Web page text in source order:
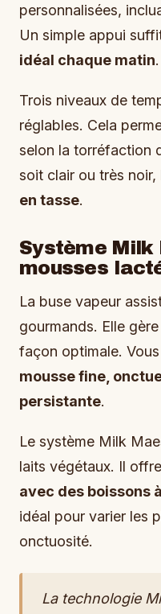
personnalisées,
Un simple appui
idéal chaque matin.
Trois niveaux de
réglables. Cela
selon la torréfaction
soit clair ou très noir,
en tasse.
Système Milk
mousses
La buse vapeur
gourmands. Elle
façon optimale.
mousse fine,
persistante.
Le système Milk
laits végétaux. Il offre
avec des boissons
idéal pour varier les
onctuosité.
La technologie